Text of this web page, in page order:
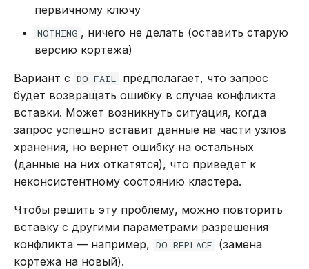
первичному ключу
NOTHING , ничего не делать (оставить старую
версию кортежа)
Вариант с DO FAIL
предполагает, что запрос
будет возвращать ошибку в случае конфликта
вставки. Может возникнуть ситуация, когда
запрос успешно вставит данные на части узлов
хранения, но вернет ошибку на остальных
(данные на них откатятся), что приведет к
неконсистентному состоянию кластера.
Чтобы решить эту проблему, можно повторить
вставку с другими параметрами разрешения
конфликта — например, DO REPLACE
(замена
кортежа на новый).